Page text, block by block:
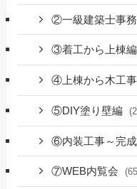
②一級建築士事
③着工から上棟編
④上棟から木工
⑤DIY塗り壁編
⑥内装工事～完成
⑦WEB内覧会